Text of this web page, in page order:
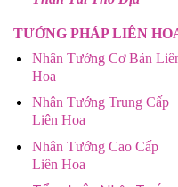
TƯỚNG PHÁP LIÊN
Nhân Tướng Cơ Bản
Hoa
Nhân Tướng Trung Cấp
Liên Hoa
Nhân Tướng Cao Cấp
Liên Hoa